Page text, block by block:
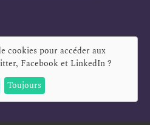
cookies pour accéder aux
Facebook et LinkedIn?
Toujours